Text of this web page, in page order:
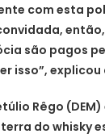
com esta
são pagos
isso”,
Rêgo
do whisky